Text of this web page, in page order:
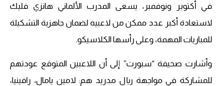
في أكتوبر ونوفمبر، يسعى المدرب الألماني هانزي فليك
لاستعادة أكبر عدد ممكن من لاعبيه لضمان جاهزية التشكيلة
للمباريات المهمة، وعلى رأسها الكلاسيكو.
وأشارت صحيفة “سبورت” إلى أن اللاعبين المتوقع عودتهم
للمشاركة في مواجهة ريال مدريد هم: لامين يامال، رافينيا،